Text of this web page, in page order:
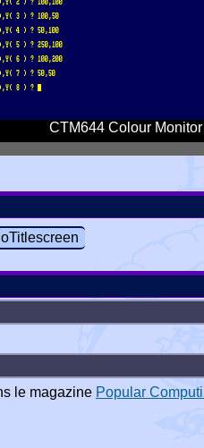
CTM644 Colour Monitor
le magazine Popular